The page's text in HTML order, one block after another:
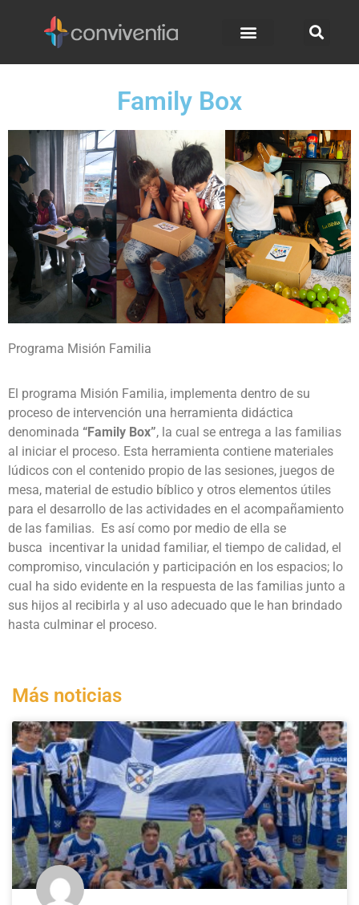
Family Box
Programa Misión Familia
El programa Misión Familia, implementa dentro de su
proceso de intervención una herramienta didáctica
denominada “Family Box”, la cual se entrega a las familias
al iniciar el proceso. Esta herramienta contiene materiales
lúdicos con el contenido propio de las sesiones, juegos de
mesa, material de estudio bíblico y otros elementos útiles
para el desarrollo de las actividades en el acompañamiento
de las familias. Es así como por medio de ella se
busca incentivar la unidad familiar, el tiempo de calidad, el
compromiso, vinculación y participación en los espacios; lo
cual ha sido evidente en la respuesta de las familias junto a
sus hijos al recibirla y al uso adecuado que le han brindado
hasta culminar el proceso.
Más noticias